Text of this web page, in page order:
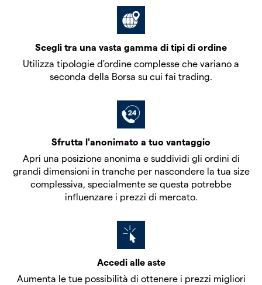
Scegli tra una vasta gamma di tipi di ordine
Utilizza tipologie d'ordine complesse che variano a
seconda della Borsa su cui fai trading.
Sfrutta l'anonimato a tuo vantaggio
Apri una posizione anonima e suddividi gli ordini di
grandi dimensioni in tranche per nascondere la tua size
complessiva, specialmente se questa potrebbe
influenzare i prezzi di mercato.
Accedi alle aste
Aumenta le tue possibilità di ottenere i prezzi migliori